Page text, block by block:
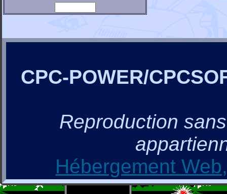
CPC-POWER/
Reproduction
Hébergement